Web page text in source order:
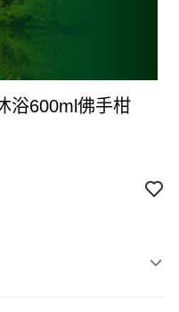
浴600ml佛手柑